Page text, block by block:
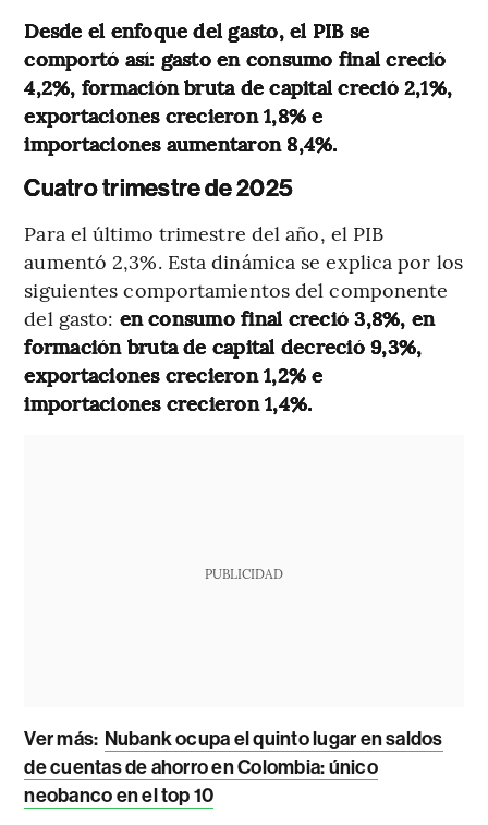
Desde el enfoque del gasto, el PIB se
comportó así: gasto en consumo final creció
4,2%, formación bruta de capital creció 2,1%,
exportaciones crecieron 1,8% e
importaciones aumentaron 8,4%.
Cuatro trimestre de 2025
Para el último trimestre del año, el PIB
aumentó 2,3%. Esta dinámica se explica por los
siguientes comportamientos del componente
del gasto: en consumo final creció 3,8%, en
formación bruta de capital decreció 9,3%,
exportaciones crecieron 1,2% e
importaciones crecieron 1,4%.
PUBLICIDAD
Ver más: Nubank ocupa el quinto lugar en saldos
de cuentas de ahorro en Colombia: único
neobanco en el top 10